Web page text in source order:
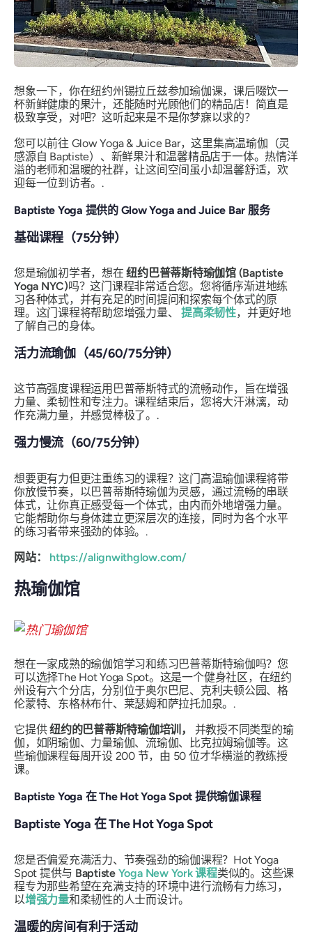
想象一下，你在纽约州锡拉丘兹参加瑜伽课，课后啜饮一
杯新鲜健康的果汁，还能随时光顾他们的精品店！简直是
极致享受，对吧？这听起来是不是你梦寐以求的？
您可以前往 Glow Yoga & Juice Bar，这里集高温瑜伽（灵
感源自 Baptiste）、新鲜果汁和温馨精品店于一体。热情洋
溢的老师和温暖的社群，让这间空间虽小却温馨舒适，欢
迎每一位到访者。.
Baptiste Yoga 提供的 Glow Yoga and Juice Bar 服务
基础课程（75分钟）
您是瑜伽初学者，想在纽约巴普蒂斯特瑜伽馆 (Baptiste
Yoga NYC)吗？这门课程非常适合您。您将循序渐进地练
习各种体式，并有充足的时间提问和探索每个体式的原
理。这门课程将帮助您增强力量、提高柔韧性，并更好地
了解自己的身体。
活力流瑜伽（45/60/75分钟）
这节高强度课程运用巴普蒂斯特式的流畅动作，旨在增强
力量、柔韧性和专注力。课程结束后，您将大汗淋漓，动
作充满力量，并感觉棒极了。.
强力慢流（60/75分钟）
想要更有力但更注重练习的课程？这门高温瑜伽课程将带
你放慢节奏，以巴普蒂斯特瑜伽为灵感，通过流畅的串联
体式，让你真正感受每一个体式，由内而外地增强力量。
它能帮助你与身体建立更深层次的连接，同时为各个水平
的练习者带来强劲的体验。.
网站：
https://alignwithglow.com/
热瑜伽馆
想在一家成熟的瑜伽馆学习和练习巴普蒂斯特瑜伽吗？您
可以选择The Hot Yoga Spot。这是一个健身社区，在纽约
州设有六个分店，分别位于奥尔巴尼、克利夫顿公园、格
伦蒙特、东格林布什、莱瑟姆和萨拉托加泉。.
它提供纽约的巴普蒂斯特瑜伽培训， 并教授不同类型的瑜
伽，如阴瑜伽、力量瑜伽、流瑜伽、比克拉姆瑜伽等。这
些瑜伽课程每周开设 200 节，由 50 位才华横溢的教练授
课。
Baptiste Yoga 在 The Hot Yoga Spot 提供瑜伽课程
Baptiste Yoga 在 The Hot Yoga Spot
您是否偏爱充满活力、节奏强劲的瑜伽课程？Hot Yoga
Spot 提供与 Baptiste Yoga New York课程类似的。这些课
程专为那些希望在充满支持的环境中进行流畅有力练习，
以增强力量和柔韧性的人士而设计。
温暖的房间有利于活动